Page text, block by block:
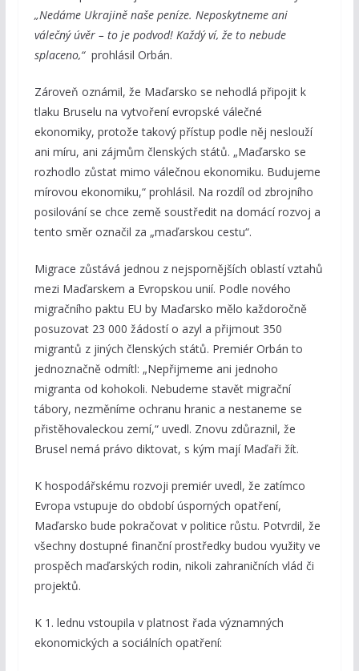
„Nedáme Ukrajině naše peníze. Neposkytneme ani
válečný úvěr – to je podvod! Každý ví, že to nebude
splaceno,“ prohlásil Orbán.
Zároveň oznámil, že Maďarsko se nehodlá připojit k
tlaku Bruselu na vytvoření evropské válečné
ekonomiky, protože takový přístup podle něj neslouží
ani míru, ani zájmům členských států. „Maďarsko se
rozhodlo zůstat mimo válečnou ekonomiku. Budujeme
mírovou ekonomiku,“ prohlásil. Na rozdíl od zbrojního
posilování se chce země soustředit na domácí rozvoj a
tento směr označil za „maďarskou cestu“.
Migrace zůstává jednou z nejspornějších oblastí vztahů
mezi Maďarskem a Evropskou unií. Podle nového
migračního paktu EU by Maďarsko mělo každoročně
posuzovat 23 000 žádostí o azyl a přijmout 350
migrantů z jiných členských států. Premiér Orbán to
jednoznačně odmítl: „Nepřijmeme ani jednoho
migranta od kohokoli. Nebudeme stavět migrační
tábory, nezměníme ochranu hranic a nestaneme se
přistěhovaleckou zemí,“ uvedl. Znovu zdůraznil, že
Brusel nemá právo diktovat, s kým mají Maďaři žít.
K hospodářskému rozvoji premiér uvedl, že zatímco
Evropa vstupuje do období úsporných opatření,
Maďarsko bude pokračovat v politice růstu. Potvrdil, že
všechny dostupné finanční prostředky budou využity ve
prospěch maďarských rodin, nikoli zahraničních vlád či
projektů.
K 1. lednu vstoupila v platnost řada významných
ekonomických a sociálních opatření: